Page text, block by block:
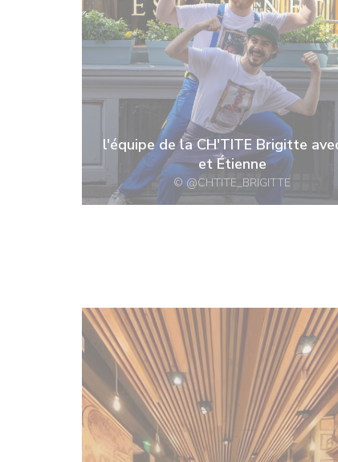
l'équipe de la CH'TITE Brigitte
et Étienne
© @CHTITE_BRIGITTE